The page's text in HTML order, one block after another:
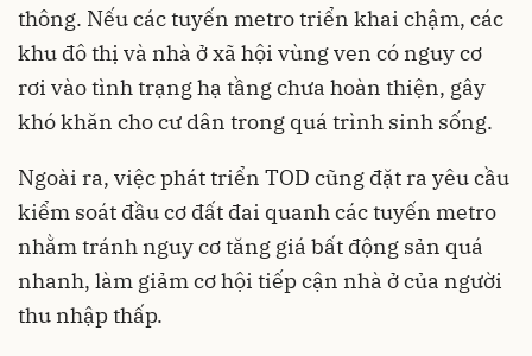
thông. Nếu các tuyến metro triển khai chậm, các
khu đô thị và nhà ở xã hội vùng ven có nguy cơ
rơi vào tình trạng hạ tầng chưa hoàn thiện, gây
khó khăn cho cư dân trong quá trình sinh sống.
Ngoài ra, việc phát triển TOD cũng đặt ra yêu cầu
kiểm soát đầu cơ đất đai quanh các tuyến metro
nhằm tránh nguy cơ tăng giá bất động sản quá
nhanh, làm giảm cơ hội tiếp cận nhà ở của người
thu nhập thấp.